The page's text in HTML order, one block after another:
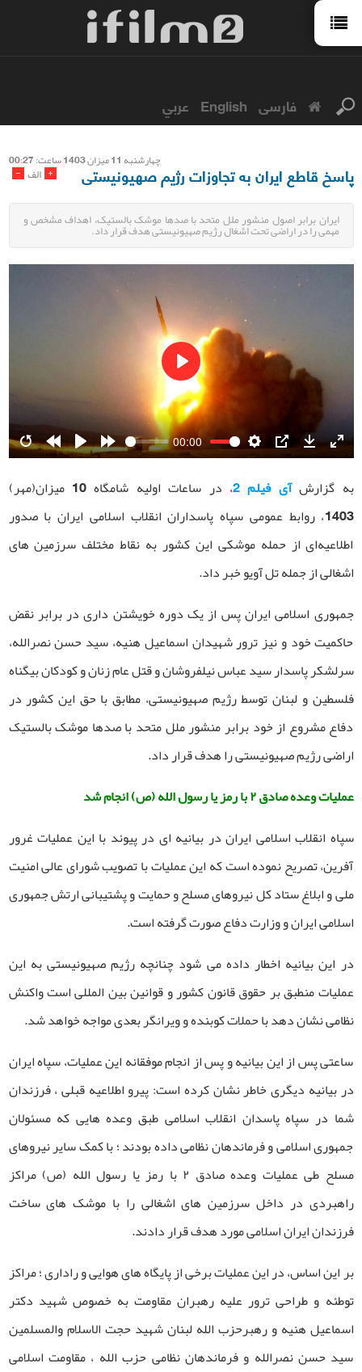
فارسی English عربي
چهارشنبه 11 میزان 1403 ساعت: 00:27
- الف + پاسخ قاطع ایران به تجاوزات رژیم صهیونیستی
ایران برابر اصول منشور ملل متحد با صدها موشک بالستیک، اهداف مشخص و
مهمی را در اراضی تحت اشغال رژیم صهیونیستی هدف قرار داد.
RestartRewindPlay Forward
00:00
Settings
PIP Download
Play
به گزارشآی فیلم 2
، در ساعات اولیه شامگاه 10 میزان(مهر)
1403، روابط عمومی سپاه پاسداران انقلاب اسلامی ایران با صدور
اطلاعیه‌ای از حمله موشکی این کشور به نقاط مختلف سرزمین های
اشغالی از جمله تل آویو خبر داد.
جمهوری اسلامی ایران پس از یک دوره خویشتن داری در برابر نقض
حاکمیت خود و نیز ترور شهیدان اسماعیل هنیه، سید حسن نصرالله،
سرلشکر پاسدار سید عباس نیلفروشان و قتل عام زنان و کودکان بیگناه
فلسطین و لبنان توسط رژیم صهیونیستی، مطابق با حق این کشور در
دفاع مشروع از خود برابر منشور ملل متحد با صدها موشک بالستیک
اراضی رژیم صهیونیستی را هدف قرار داد.
عملیات وعده صادق ۲ با رمز یا رسول الله (ص) انجام شد
سپاه انقلاب اسلامی ایران در بیانیه ای در پیوند با این عملیات غرور
آفرین، تصریح نموده است که این عملیات با تصویب شورای عالی امنیت
ملی و ابلاغ ستاد کل نیروهای مسلح و حمایت و پشتیبانی ارتش جمهوری
اسلامی ایران و وزارت دفاع صورت گرفته است.
در این بیانیه اخطار داده می شود چنانچه رژیم صهیونیستی به این
عملیات منطبق بر حقوق قانون کشور و قوانین بین المللی است واکنش
نظامی نشان دهد با حملات کوبنده و ویرانگر بعدی مواجه خواهد شد.
ساعتی پس از این بیانیه و پس از انجام موفقانه این عملیات، سپاه ایران
در بیانیه دیگری خاطر نشان کرده است: پیرو اطلاعیه قبلی ، فرزندان
شما در سپاه پاسدان انقلاب اسلامی طبق وعده هایی که مسئولان
جمهوری اسلامی و فرماندهان نظامی داده بودند ؛ با کمک سایر نیروهای
مسلح طی عملیات وعده صادق ۲ با رمز یا رسول الله (ص) مراکز
راهبردی در داخل سرزمین های اشغالی را با موشک های ساخت
فرزندان ایران اسلامی مورد هدف قرار دادند.
بر این اساس، در این عملیات برخی از پایگاه های هوایی و راداری ؛ مراکز
توطئه و طراحی ترور علیه رهبران مقاومت به خصوص شهید دکتر
اسماعیل هنیه و رهبرحزب الله لبنان شهید حجت الاسلام والمسلمین
سید حسن نصرالله و فرماندهان نظامی حزب الله ، مقاومت اسلامی